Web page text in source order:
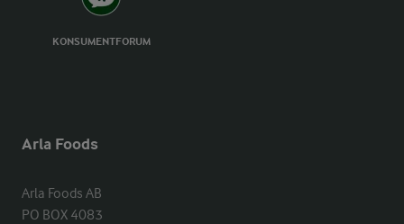
KONSUMENTFORUM
Arla Foods
Arla Foods AB
PO BOX 4083